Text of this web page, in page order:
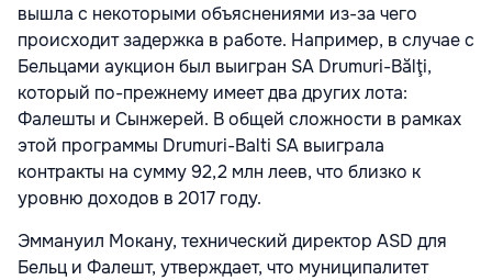
вышла с некоторыми объяснениями из-за чего
происходит задержка в работе. Например, в случае с
Бельцами аукцион был выигран SA Drumuri-Bălţi,
который по-прежнему имеет два других лота:
Фалешты и Сынжерей. В общей сложности в рамках
этой программы Drumuri-Balti SA выиграла
контракты на сумму 92,2 млн леев, что близко к
уровню доходов в 2017 году.
Эммануил Мокану, технический директор ASD для
Бельц и Фалешт, утверждает, что муниципалитет